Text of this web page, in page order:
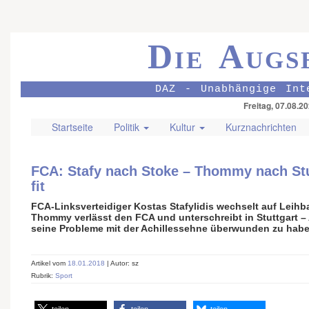
Die
DAZ - Unabhängige
Freitag,
Startseite Politik Kultur Kurznachrichten
FCA: Stafy nach Stoke – Thommy nach
fit
FCA-Linksverteidiger Kostas Stafylidis wechselt auf
Thommy verlässt den FCA und unterschreibt in Stuttgart
seine Probleme mit der Achillessehne überwunden zu
Artikel vom 18.01.2018 | Autor: sz
Rubrik: Sport